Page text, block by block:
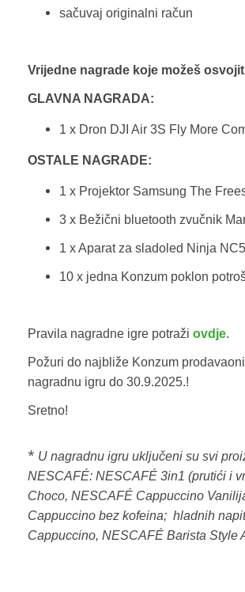
sačuvaj originalni račun
Vrijedne nagrade koje možeš
GLAVNA NAGRADA:
1 x Dron DJI Air 3S Fly More
OSTALE NAGRADE:
1 x Projektor Samsung The
3 x Bežični bluetooth zvučnik
1 x Aparat za sladoled Ninja
10 x jedna Konzum poklon
Pravila nagradne igre potraži ovdje.
Požuri do najbliže Konzum
nagradnu igru do 30.9.2025.!
Sretno!
* U nagradnu igru uključeni su svi
NESCAFÉ: NESCAFÉ 3in1 (prutići i
Choco, NESCAFÉ Cappuccino
Cappuccino bez kofeina; hladnih
Cappuccino, NESCAFÉ Barista Style